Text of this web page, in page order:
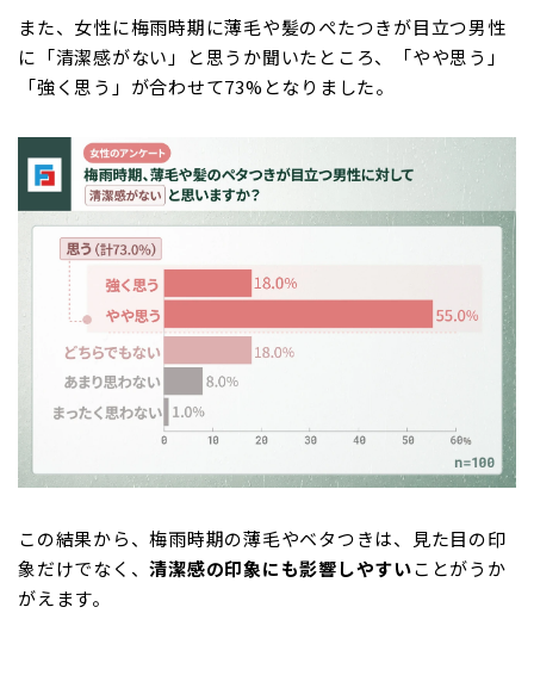
また、女性に梅雨時期に薄毛や髪のぺたつきが目立つ男性
に「清潔感がない」と思うか聞いたところ、「やや思う」
「強く思う」が合わせて73%となりました。
この結果から、梅雨時期の薄毛やベタつきは、見た目の印
象だけでなく、清潔感の印象にも影響しやすいことがうか
がえます。